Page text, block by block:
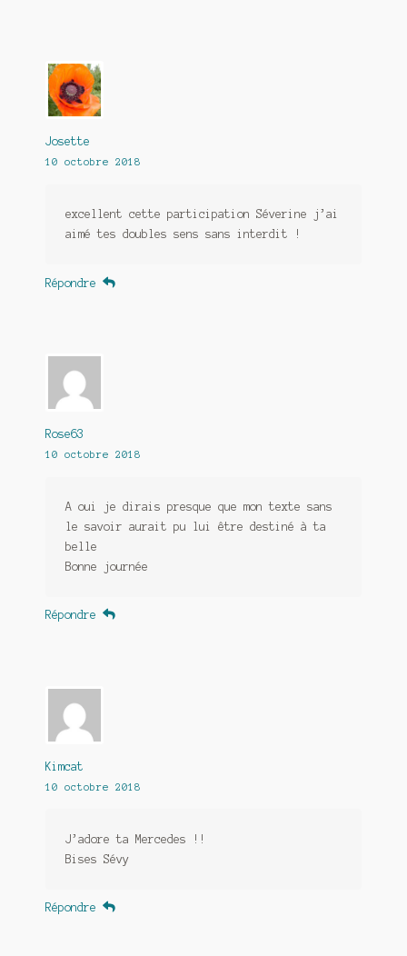
Josette
10 octobre 2018
excellent cette participation Séverine j’ai
aimé tes doubles sens sans interdit !
Répondre
Rose63
10 octobre 2018
A oui je dirais presque que mon texte sans
le savoir aurait pu lui être destiné à ta
belle
Bonne journée
Répondre
Kimcat
10 octobre 2018
J’adore ta Mercedes !!
Bises Sévy
Répondre